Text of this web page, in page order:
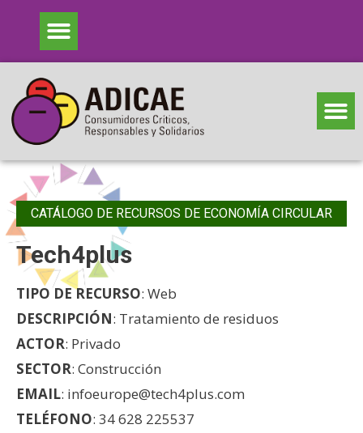
CATÁLOGO DE RECURSOS DE ECONOMÍA CIRCULAR
Tech4plus
TIPO DE RECURSO: Web
DESCRIPCIÓN: Tratamiento de residuos
ACTOR: Privado
SECTOR: Construcción
EMAIL: infoeurope@tech4plus.com
TELÉFONO: 34 628 225537